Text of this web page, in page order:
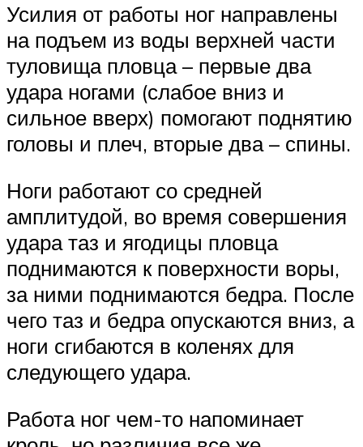
Усилия от работы ног направлены
на подъем из воды верхней части
туловища пловца – первые два
удара ногами (слабое вниз и
сильное вверх) помогают поднятию
головы и плеч, вторые два – спины.
Ноги работают со средней
амплитудой, во время совершения
удара таз и ягодицы пловца
поднимаются к поверхности воры,
за ними поднимаются бедра. После
чего таз и бедра опускаются вниз, а
ноги сгибаются в коленях для
следующего удара.
Работа ног чем-то напоминает